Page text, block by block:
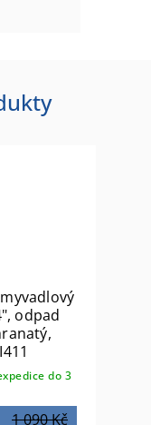
odpad
do 3
1 090 Kč